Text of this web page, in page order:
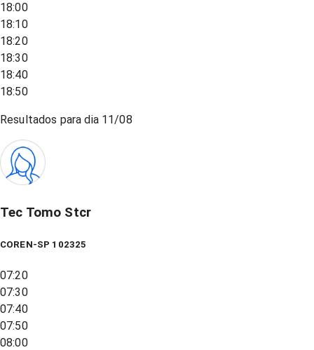
18:00
18:10
18:20
18:30
18:40
18:50
Resultados para dia 11/08
Tec Tomo Stcr
COREN-SP 102325
07:20
07:30
07:40
07:50
08:00